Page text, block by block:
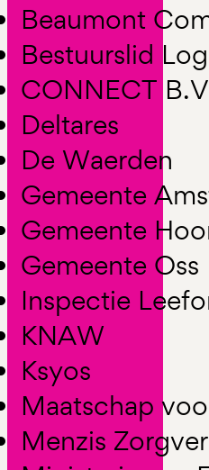
Beaumont
Bestuurslid
CONNECT
Deltares
De Waerden
Gemeente
Gemeente
Gemeente Oss
Inspectie
KNAW
Ksyos
Maatschap
Menzis